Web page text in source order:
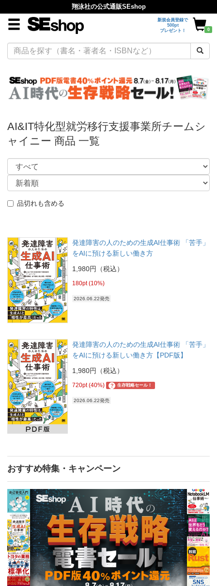
翔泳社の公式通販SEshop
新規会員登録で
500pt
プレゼント！
0
AI&IT特化型就労移行支援事業所チームシ
ャイニー 商品 一覧
品切れも含める
発達障害の人のための生成AI仕事術 「苦手」
をAIに預ける新しい働き方
1,980円（税込）
180pt (10%)
2026.06.22発売
発達障害の人のための生成AI仕事術 「苦手」
をAIに預ける新しい働き方【PDF版】
1,980円（税込）
720pt (40%) ? 生存戦略セール！
2026.06.22発売
おすすめ特集・キャンペーン